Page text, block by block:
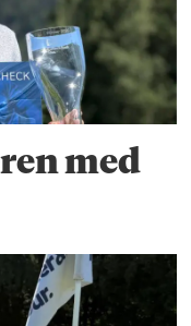
med